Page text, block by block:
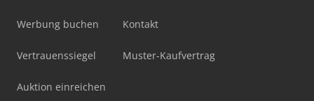
Werbung buchen
Vertrauenssiegel
Auktion einreichen
Kontakt
Muster-Kaufvertrag